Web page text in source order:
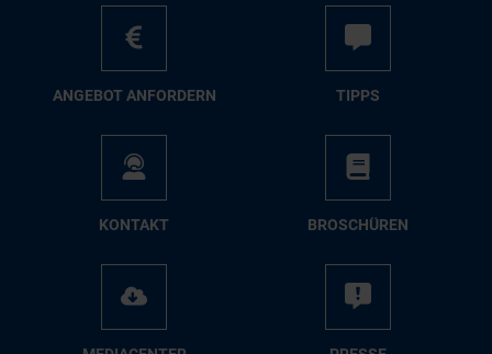
AN­GE­BOT AN­FOR­DERN TIPPS
KON­TAKT BRO­SCHÜ­REN